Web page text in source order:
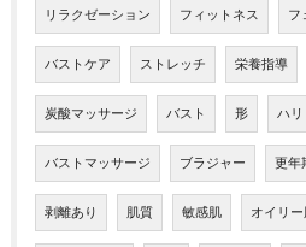
リラクゼーション フィットネス フ
バストケア ストレッチ 栄養指導
炭酸マッサージ バスト 形 ハリ
バストマッサージ ブラジャー 更年
剥離あり 肌質 敏感肌 オイリー